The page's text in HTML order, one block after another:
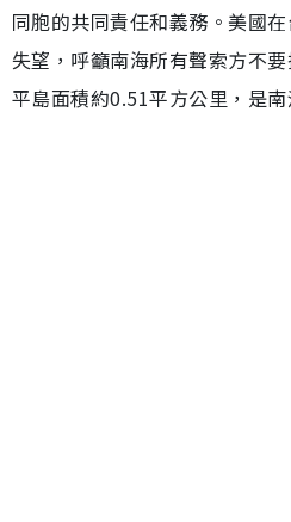
同胞的共同責任和義務。美國
失望，呼籲南海所有聲索方不
平島面積約0.51平方公里，是南